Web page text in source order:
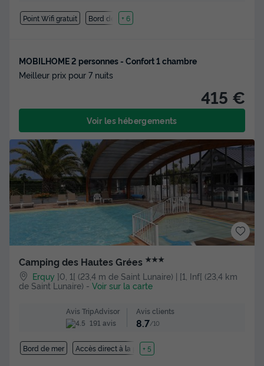
Point Wifi gratuit Bord de mer
+ 6
MOBILHOME 2 personnes - Confort 1 chambre
Meilleur prix pour 7 nuits
415 €
Voir les hébergements
Camping des Hautes Grées ★★★
Erquy ]0, 1[ (23,4 m de Saint Lunaire) | [1, Inf[ (23,4 km
de Saint Lunaire) - Voir sur la carte
Avis TripAdvisor
191 avis
Avis clients
8.7/10
Bord de mer Accès direct à la plage
+ 5